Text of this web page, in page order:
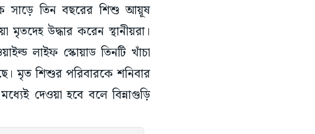
সাড়ে তিন বছরের শিশু আয়ূষ
উদ্ধার করেন স্থানীয়রা।
লাইফ স্কোয়াড তিনটি খাঁচা
মৃত শিশুর পরিবারকে শনিবার
দেওয়া হবে বলে বিন্নাগুড়ি